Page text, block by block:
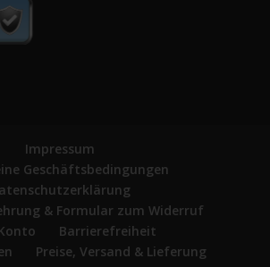
Impressum
Geschäftsbedingungen
& Formular zum Widerruf
Barrierefreiheit
Preise, Versand & Lieferung